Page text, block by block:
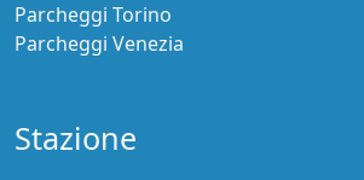
Parcheggi Torino
Parcheggi Venezia
Stazione